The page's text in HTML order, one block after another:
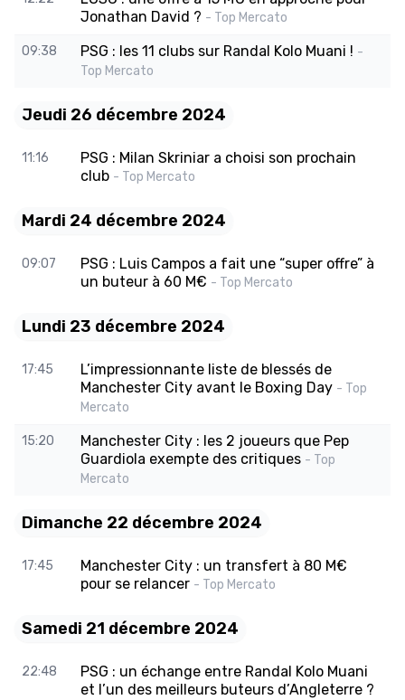
Jonathan David ? - Top Mercato
09:38 PSG : les 11 clubs sur Randal Kolo Muani ! -
Top Mercato
Jeudi 26 décembre 2024
11:16
PSG : Milan Skriniar a choisi son prochain
club - Top Mercato
Mardi 24 décembre 2024
09:07
PSG : Luis Campos a fait une “super offre” à
un buteur à 60 M€ - Top Mercato
Lundi 23 décembre 2024
17:45
L’impressionnante liste de blessés de
Manchester City avant le Boxing Day - Top
Mercato
15:20
Manchester City : les 2 joueurs que Pep
Guardiola exempte des critiques - Top
Mercato
Dimanche 22 décembre 2024
17:45
Manchester City : un transfert à 80 M€
pour se relancer - Top Mercato
Samedi 21 décembre 2024
22:48
PSG : un échange entre Randal Kolo Muani
et l’un des meilleurs buteurs d’Angleterre ?